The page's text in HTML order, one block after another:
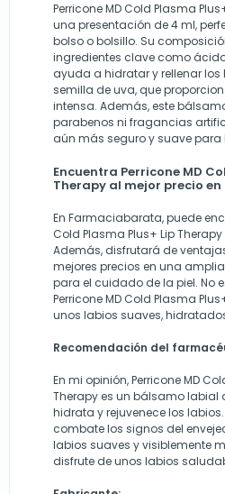
Perricone MD Cold Plasma
una presentación de 4 ml,
bolso o bolsillo. Su
ingredientes clave como
ayuda a hidratar y rellenar los
semilla de uva, que
intensa. Además, este
parabenos ni fragancias
aún más seguro y suave para
Encuentra Perricone MD
Therapy al mejor precio
En Farmaciabarata, puede
Cold Plasma Plus+ Lip
Además, disfrutará de
mejores precios en una
para el cuidado de la piel. No
Perricone MD Cold Plasma
unos labios suaves,
Recomendación del
En mi opinión, Perricone MD
Therapy es un bálsamo
hidrata y rejuvenece los
combate los signos del
labios suaves y visiblemente
disfrute de unos labios